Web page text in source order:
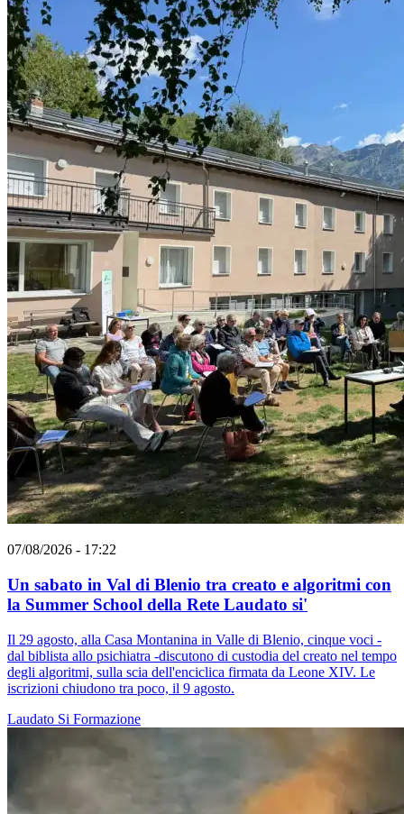
07/08/2026 - 17:22
Un sabato in Val di Blenio tra creato e algoritmi con
la Summer School della Rete Laudato si'
Il 29 agosto, alla Casa Montanina in Valle di Blenio, cinque voci -
dal biblista allo psichiatra -discutono di custodia del creato nel tempo
degli algoritmi, sulla scia dell'enciclica firmata da Leone XIV. Le
iscrizioni chiudono tra poco, il 9 agosto.
Laudato Si Formazione